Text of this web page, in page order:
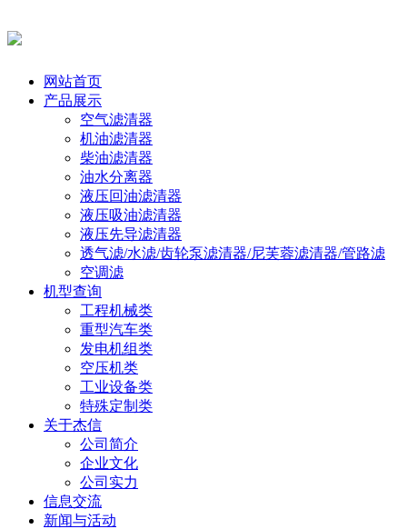
网站首页
产品展示
空气滤清器
机油滤清器
柴油滤清器
油水分离器
液压回油滤清器
液压吸油滤清器
液压先导滤清器
透气滤/水滤/齿轮泵滤清器/尼芙蓉滤清器/管路滤
空调滤
机型查询
工程机械类
重型汽车类
发电机组类
空压机类
工业设备类
特殊定制类
关于杰信
公司简介
企业文化
公司实力
信息交流
新闻与活动